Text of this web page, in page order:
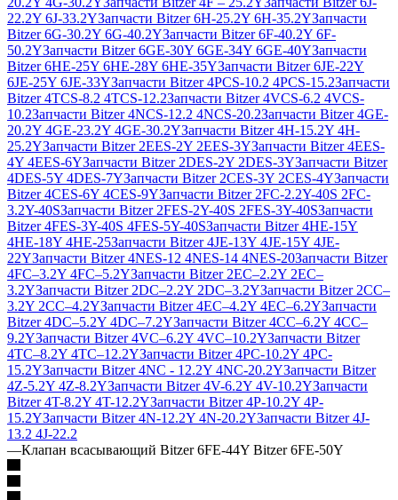
22.2Y 6J-33.2YЗапчасти Bitzer 6H-25.2Y 6H-35.2YЗапчасти
Bitzer 6G-30.2Y 6G-40.2YЗапчасти Bitzer 6F-40.2Y 6F-
50.2YЗапчасти Bitzer 6GE-30Y 6GE-34Y 6GE-40YЗапчасти
Bitzer 6HE-25Y 6HE-28Y 6HE-35YЗапчасти Bitzer 6JE-22Y
6JE-25Y 6JE-33YЗапчасти Bitzer 4PCS-10.2 4PCS-15.2Запчасти
Bitzer 4TCS-8.2 4TCS-12.2Запчасти Bitzer 4VCS-6.2 4VCS-
10.2Запчасти Bitzer 4NCS-12.2 4NCS-20.2Запчасти Bitzer 4GE-
20.2Y 4GE-23.2Y 4GE-30.2YЗапчасти Bitzer 4H-15.2Y 4H-
25.2YЗапчасти Bitzer 2EES-2Y 2EES-3YЗапчасти Bitzer 4EES-
4Y 4EES-6YЗапчасти Bitzer 2DES-2Y 2DES-3YЗапчасти Bitzer
4DES-5Y 4DES-7YЗапчасти Bitzer 2CES-3Y 2CES-4YЗапчасти
Bitzer 4CES-6Y 4CES-9YЗапчасти Bitzer 2FC-2.2Y-40S 2FC-
3.2Y-40SЗапчасти Bitzer 2FES-2Y-40S 2FES-3Y-40SЗапчасти
Bitzer 4FES-3Y-40S 4FES-5Y-40SЗапчасти Bitzer 4HE-15Y
4HE-18Y 4HE-25Запчасти Bitzer 4JE-13Y 4JE-15Y 4JE-
22YЗапчасти Bitzer 4NES-12 4NES-14 4NES-20Запчасти Bitzer
4FC–3.2Y 4FC–5.2YЗапчасти Bitzer 2EC–2.2Y 2EC–
3.2YЗапчасти Bitzer 2DC–2.2Y 2DC–3.2YЗапчасти Bitzer 2CC–
3.2Y 2CC–4.2YЗапчасти Bitzer 4EC–4.2Y 4EC–6.2YЗапчасти
Bitzer 4DC–5.2Y 4DC–7.2YЗапчасти Bitzer 4CC–6.2Y 4CC–
9.2YЗапчасти Bitzer 4VC–6.2Y 4VC–10.2YЗапчасти Bitzer
4TC–8.2Y 4TC–12.2YЗапчасти Bitzer 4PC-10.2Y 4PC-
15.2YЗапчасти Bitzer 4NC - 12.2Y 4NC-20.2YЗапчасти Bitzer
4Z-5.2Y 4Z-8.2YЗапчасти Bitzer 4V-6.2Y 4V-10.2YЗапчасти
Bitzer 4T-8.2Y 4T-12.2YЗапчасти Bitzer 4P-10.2Y 4P-
15.2YЗапчасти Bitzer 4N-12.2Y 4N-20.2YЗапчасти Bitzer 4J‐
13.2 4J‐22.2
—Клапан всасывающий Bitzer 6FE-44Y Bitzer 6FE-50Y